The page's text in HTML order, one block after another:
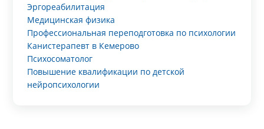
Эргореабилитация
Медицинская физика
Профессиональная переподготовка по психологии
Канистерапевт в Кемерово
Психосоматолог
Повышение квалификации по детской
нейропсихологии